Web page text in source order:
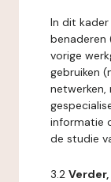
In dit
benaderen
vorige
gebruiken
informatie
de studie
3.2